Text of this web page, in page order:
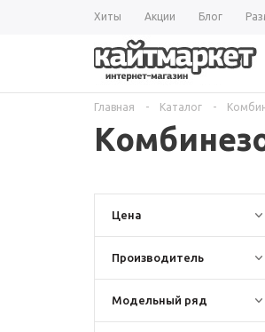
Хиты Акции Блог
Главная - Каталог -
Цена
Производитель
Модельный ряд